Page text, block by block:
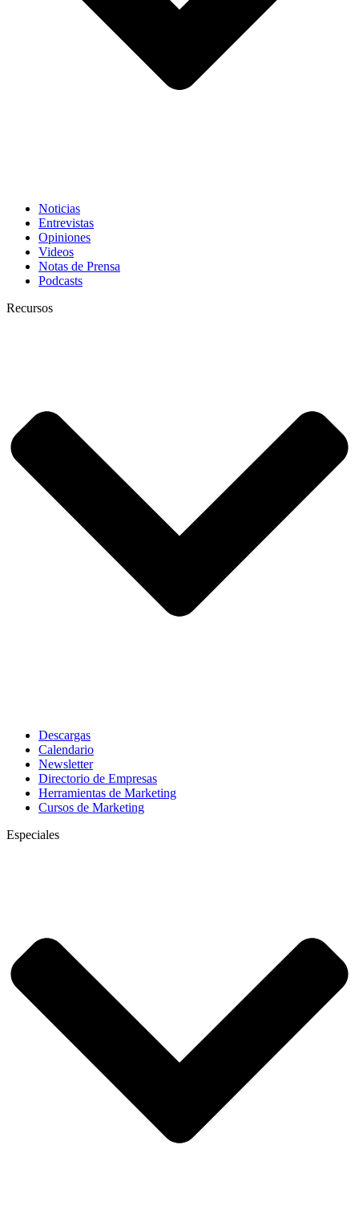
Noticias
Entrevistas
Opiniones
Videos
Notas de Prensa
Podcasts
Recursos
Descargas
Calendario
Newsletter
Directorio de Empresas
Herramientas de Marketing
Cursos de Marketing
Especiales